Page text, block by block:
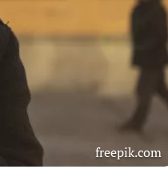
freepik.com